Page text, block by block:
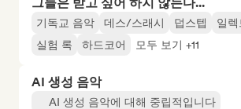
기독교 음악 데스/스래시 덥스텝
일
실험 록
하드코어 모두 보기 +11
AI 생성 음악
AI 생성 음악에 대해 중립적입니다